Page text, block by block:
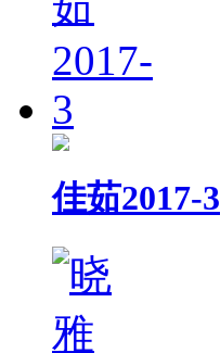
佳茹2017-3